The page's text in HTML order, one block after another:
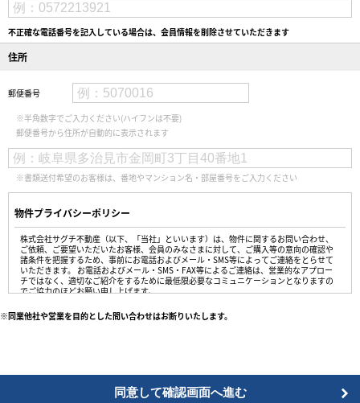
不正確な電話番号を記入している場合は、会員情報を削除させていただきます
住所
郵便番号
※半角数字でご入力ください(ハイフンは不要)
郵便番号から住所が自動的に表示されます
※書類送付希望のお客様は、番地やマンション名・部屋番号をご入力ください
物件プライバシーポリシー
株式会社サグチ不動産（以下、「当社」といいます）は、物件に関するお問い合わせ、
ご依頼、ご要望いただいたお客様、会員のみなさまに対して、ご購入等の意向の確認や
諸条件を把握するため、事前にお電話およびメール・SMS等によってご連絡をとらせて
いただきます。 お電話およびメール・SMS・FAX等によるご連絡は、営業的なアプロー
チではなく、適切なご紹介をするために最低限必要なコミュニケーションとなりますの
でご協力のほどお願い申し上げます。
※同業他社や営業を目的とした問い合わせはお断りいたします。
同意して確認画面へ進む